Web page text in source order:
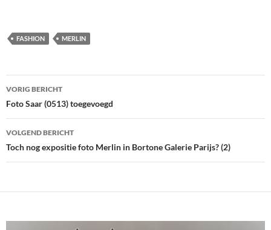
FASHION MERLIN
Bericht
navigatie
VORIG BERICHT
Foto Saar (0513) toegevoegd
VOLGEND BERICHT
Toch nog expositie foto Merlin in Bortone Galerie Parijs? (2)